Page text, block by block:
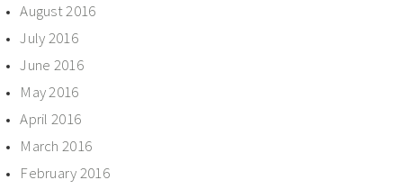
August 2016
July 2016
June 2016
May 2016
April 2016
March 2016
February 2016